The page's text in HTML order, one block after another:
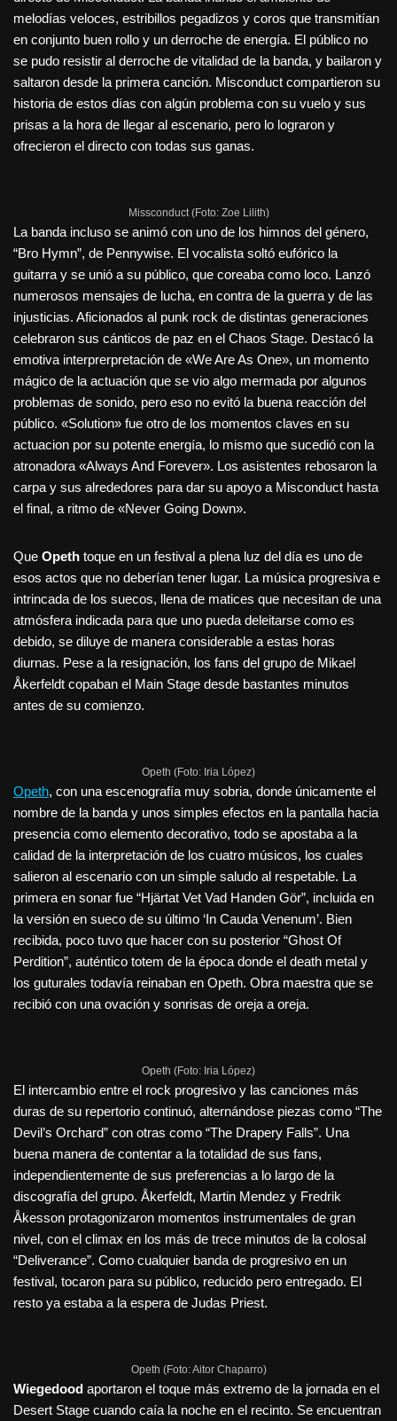
melodías veloces, estribillos pegadizos y coros que transmitían
en conjunto buen rollo y un derroche de energía. El público no
se pudo resistir al derroche de vitalidad de la banda, y bailaron y
saltaron desde la primera canción. Misconduct compartieron su
historia de estos días con algún problema con su vuelo y sus
prisas a la hora de llegar al escenario, pero lo lograron y
ofrecieron el directo con todas sus ganas.
Missconduct (Foto: Zoe Lilith)
La banda incluso se animó con uno de los himnos del género,
“Bro Hymn”, de Pennywise. El vocalista soltó eufórico la
guitarra y se unió a su público, que coreaba como loco. Lanzó
numerosos mensajes de lucha, en contra de la guerra y de las
injusticias. Aficionados al punk rock de distintas generaciones
celebraron sus cánticos de paz en el Chaos Stage. Destacó la
emotiva interprerpretación de «We Are As One», un momento
mágico de la actuación que se vio algo mermada por algunos
problemas de sonido, pero eso no evitó la buena reacción del
público. «Solution» fue otro de los momentos claves en su
actuacion por su potente energía, lo mismo que sucedió con la
atronadora «Always And Forever». Los asistentes rebosaron la
carpa y sus alrededores para dar su apoyo a Misconduct hasta
el final, a ritmo de «Never Going Down».
Que Opeth toque en un festival a plena luz del día es uno de
esos actos que no deberían tener lugar. La música progresiva e
intrincada de los suecos, llena de matices que necesitan de una
atmósfera indicada para que uno pueda deleitarse como es
debido, se diluye de manera considerable a estas horas
diurnas. Pese a la resignación, los fans del grupo de Mikael
Åkerfeldt copaban el Main Stage desde bastantes minutos
antes de su comienzo.
Opeth (Foto: Iria López)
Opeth, con una escenografía muy sobria, donde únicamente el
nombre de la banda y unos simples efectos en la pantalla hacia
presencia como elemento decorativo, todo se apostaba a la
calidad de la interpretación de los cuatro músicos, los cuales
salieron al escenario con un simple saludo al respetable. La
primera en sonar fue “Hjärtat Vet Vad Handen Gör”, incluida en
la versión en sueco de su último ‘In Cauda Venenum’. Bien
recibida, poco tuvo que hacer con su posterior “Ghost Of
Perdition”, auténtico totem de la época donde el death metal y
los guturales todavía reinaban en Opeth. Obra maestra que se
recibió con una ovación y sonrisas de oreja a oreja.
Opeth (Foto: Iria López)
El intercambio entre el rock progresivo y las canciones más
duras de su repertorio continuó, alternándose piezas como “The
Devil’s Orchard” con otras como “The Drapery Falls”. Una
buena manera de contentar a la totalidad de sus fans,
independientemente de sus preferencias a lo largo de la
discografía del grupo. Åkerfeldt, Martin Mendez y Fredrik
Åkesson protagonizaron momentos instrumentales de gran
nivel, con el climax en los más de trece minutos de la colosal
“Deliverance”. Como cualquier banda de progresivo en un
festival, tocaron para su público, reducido pero entregado. El
resto ya estaba a la espera de Judas Priest.
Opeth (Foto: Aitor Chaparro)
Wiegedood aportaron el toque más extremo de la jornada en el
Desert Stage cuando caía la noche en el recinto. Se encuentran